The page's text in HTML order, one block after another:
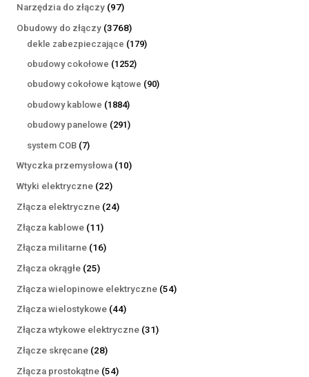
Narzędzia do złączy 9797
produktów
Obudowy do złączy 37683768
produktów
dekle zabezpieczające 179179
obudowy cokołowe 12521252
produkty
obudowy cokołowe kątowe 9090
obudowy kablowe 18841884
produkty
obudowy panelowe 291291
system COB 77
produktów
Wtyczka przemysłowa 1010
Wtyki elektryczne 2222
produkty
Złącza elektryczne 2424
Złącza kablowe 1111
produktów
Złącza militarne 1616
Złącza okrągłe 2525
produktów
Złącza wielopinowe elektryczne 5454
Złącza wielostykowe 4444
produkty
Złącza wtykowe elektryczne 3131
Złącze skręcane 2828
produktów
Złącza prostokątne 5454